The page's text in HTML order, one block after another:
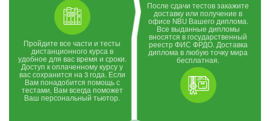
Пройдите все части и тесты
дистанционного курса в
удобное для вас время и сроки.
Доступ к оплаченному курсу у
вас сохранится на 3 года. Если
Вам понадобится помощь с
тестами, Вам всегда поможет
Ваш персональный тьютор.
После сдачи тестов закажите
доставку или получение в
офисе NBU Вашего диплома.
Все выданные дипломы
вносятся в государственный
реестр ФИС ФРДО. Доставка
диплома в любую точку мира
бесплатная.